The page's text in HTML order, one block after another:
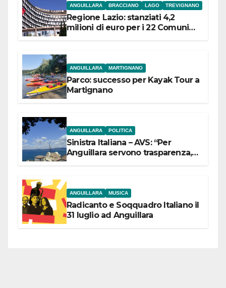
ANGUILLARA BRACCIANO LAGO TREVIGNANO
Regione Lazio: stanziati 4,2
milioni di euro per i 22 Comuni
ANGUILLARA MARTIGNANO
Parco: successo per Kayak Tour a
Martignano
ANGUILLARA POLITICA
Sinistra Italiana – AVS: “Per
Anguillara servono trasparenza,
ANGUILLARA MUSICA
Radicanto e Soqquadro Italiano il
31 luglio ad Anguillara